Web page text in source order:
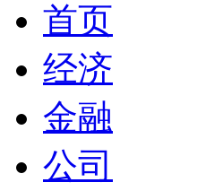
首页
经济
金融
公司